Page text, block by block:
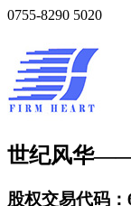
0755-8290 5020
世纪风华
股权交易代码：